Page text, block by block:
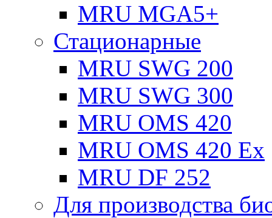
MRU MGA5+
Стационарные
MRU SWG 200
MRU SWG 300
MRU OMS 420
MRU OMS 420 Ex
MRU DF 252
Для производства